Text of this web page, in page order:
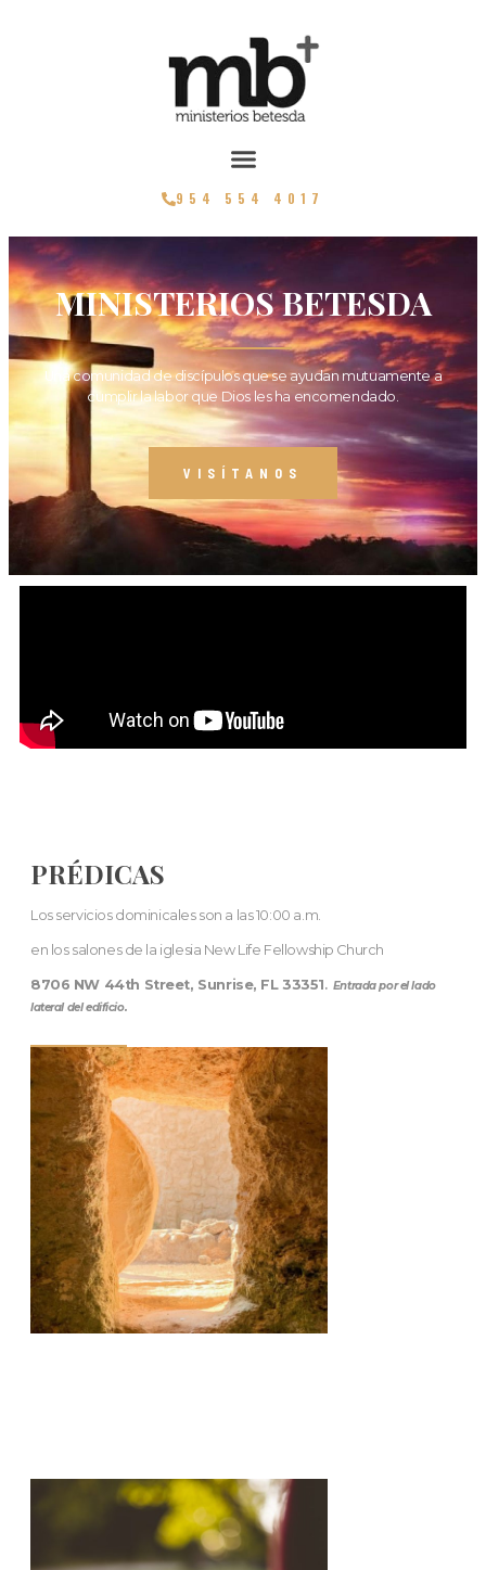
954 554 4017
MINISTERIOS BETESDA
Una comunidad de discípulos que se ayudan mutuamente a
cumplir la labor que Dios les ha encomendado.
VISÍTANOS
PRÉDICAS
Los servicios dominicales son a las 10:00 a.m.
en los salones de la iglesia New Life Fellowship Church
8706 NW 44th Street, Sunrise, FL 33351. Entrada por el lado
lateral del edificio.